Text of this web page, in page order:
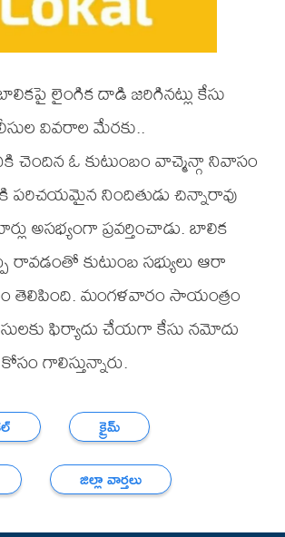
లైంగిక దాడి జరిగినట్లు కేసు
వివరాల మేరకు..
చెందిన ఓ కుటుంబం వాచ్మెన్గా నివాసం
పరిచయమైన నిందితుడు చిన్నారావు
అసభ్యంగా ప్రవర్తించాడు. బాలిక
రావడంతో కుటుంబ సభ్యులు ఆరా
మంగళవారం సాయంత్రం
ఫిర్యాదు చేయగా కేసు నమోదు
గాలిస్తున్నారు.
క్రైమ్
జిల్లా వార్తలు